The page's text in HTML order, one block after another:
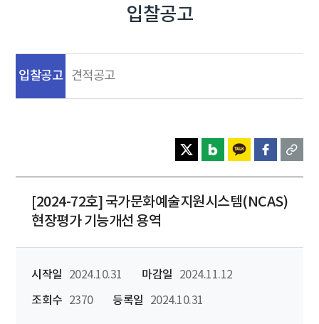
입찰공고
입찰공고 견적공고
[2024-72호] 국가문화예술지원시스템(NCAS)
현장평가 기능개선 용역
시작일 2024.10.31 마감일
2024.11.12
조회수
2370 등록일 2024.10.31